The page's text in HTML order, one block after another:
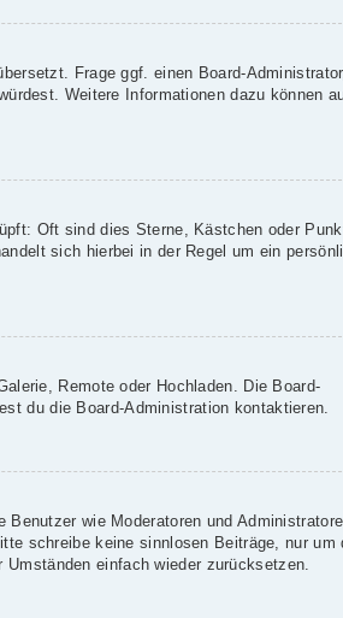
Frage ggf. einen Board-
Weitere Informationen dazu können
Oft sind dies Sterne, Kästchen oder
sich hierbei in der Regel um ein
Remote oder Hochladen. Die Board-
du die Board-Administration kontaktieren.
wie Moderatoren und
schreibe keine sinnlosen Beiträge, nur um
einfach wieder zurücksetzen.